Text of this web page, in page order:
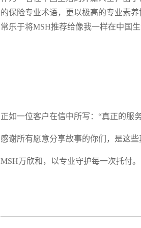
的保险专业术语，更以极高的专业素
常乐于将MSH推荐给像我一样在中国
正如一位客户在信中所写：“真正的服
感谢所有愿意分享故事的你们，是这
MSH万欣和，以专业守护每一次托付。